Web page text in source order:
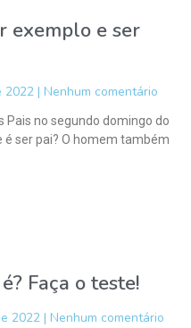
exemplo e ser
2022 Nenhum comentário
Pais no segundo domingo do
é ser pai? O homem também
Faça o teste!
2022 Nenhum comentário